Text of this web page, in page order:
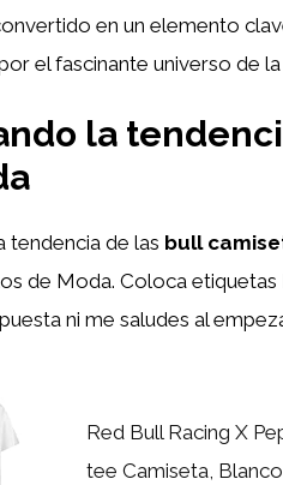
en un elemento
el fascinante universo de
la
tendencia de las bull
de Moda. Coloca
ni me saludes al
Red Bull Racing X
tee Camiseta,